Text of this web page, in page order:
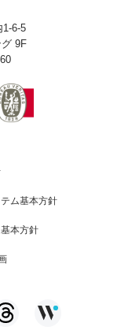
6-5
9F
ム基本方針
本方針